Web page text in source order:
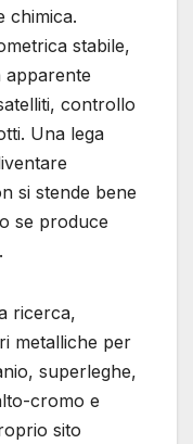
chimica.
stabile,
apparente
controllo
Una lega
si stende bene
se produce
ricerca,
metalliche per
superleghe,
cromo e
sito